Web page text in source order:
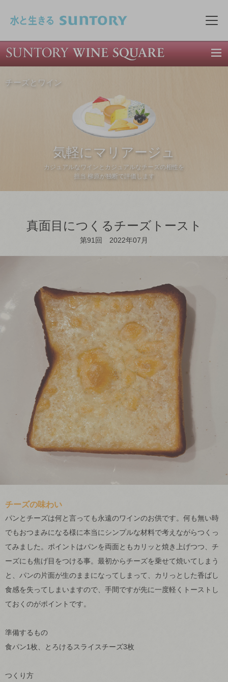
メ
チーズとワイン
気軽にマリアージュ
カジュアルなワインとカジュアルなチーズの相性を
担当 柳原が独断で評価します
真面目につくるチーズトースト
第91回 2022年07月
チーズの味わい
パンとチーズは何と言っても永遠のワインのお供です。何も無い時
でもおつまみになる様に本当にシンプルな材料で考えながらつくっ
てみました。ポイントはパンを両面ともカリッと焼き上げつつ、チ
ーズにも焦げ目をつける事。最初からチーズを乗せて焼いてしまう
と、パンの片面が生のままになってしまって、カリっとした香ばし
食感を失ってしまいますので、手間ですが先に一度軽くトーストし
ておくのがポイントです。
準備するもの
食パン1枚、とろけるスライスチーズ3枚
つくり方